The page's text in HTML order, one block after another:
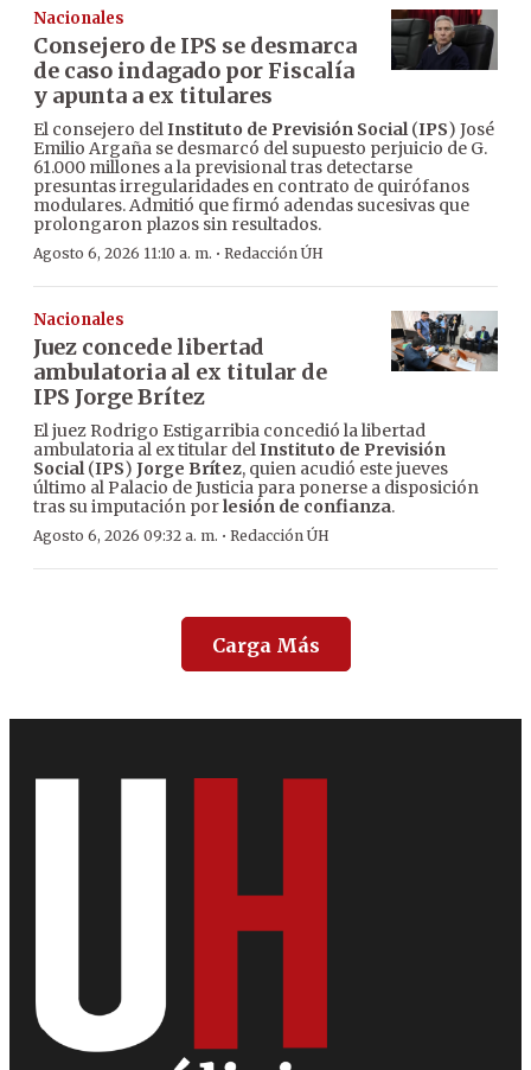
Nacionales
Consejero de IPS se desmarca
de caso indagado por Fiscalía
y apunta a ex titulares
El consejero delInstituto de Previsión Social(IPS) José
Emilio Argaña se desmarcó del supuesto perjuicio de G.
61.000 millones a la previsional tras detectarse
presuntas irregularidades en contrato de quirófanos
modulares. Admitió que firmó adendas sucesivas que
prolongaron plazos sin resultados.
Agosto 6, 2026 11:10 a. m. · Redacción ÚH
Nacionales
Juez concede libertad
ambulatoria al ex titular de
IPS Jorge Brítez
El juez Rodrigo Estigarribia concedió la libertad
ambulatoria al ex titular delInstituto de Previsión
Social(IPS) Jorge Brítez, quien acudió este jueves
último al Palacio de Justicia para ponerse a disposición
tras su imputación porlesión de confianza.
Agosto 6, 2026 09:32 a. m. · Redacción ÚH
Carga Más